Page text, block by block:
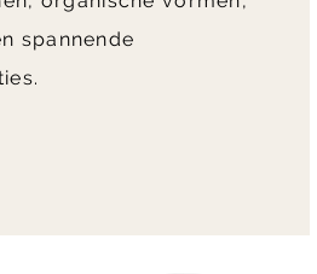
spannende